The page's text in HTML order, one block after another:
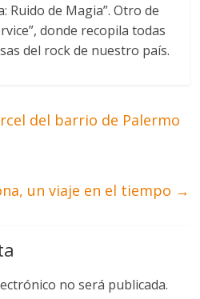
Ruido de Magia”. Otro de
donde recopila todas
del rock de nuestro país.
del barrio de Palermo
un viaje en el tiempo →
no será publicada.